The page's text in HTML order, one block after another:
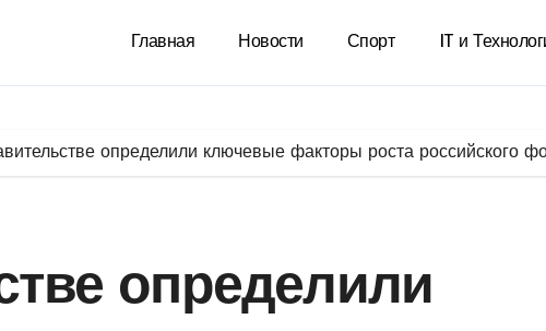
Главная Новости Спорт IT и
определили ключевые факторы роста российского
определили